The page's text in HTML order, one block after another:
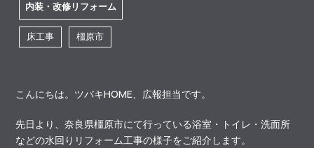
内装・改修リフォーム
床工事 橿原市
こんにちは。ツバキHOME、広報担当です。
先日より、奈良県橿原市にて行っている浴室・トイレ・洗面所
などの水回りリフォーム工事の様子をご紹介します。